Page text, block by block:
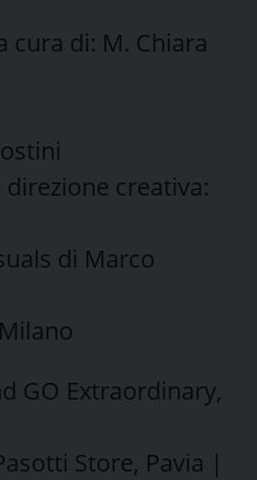
cura di: M. Chiara
creativa:
di Marco
GO Extraordinary,
Store, Pavia |